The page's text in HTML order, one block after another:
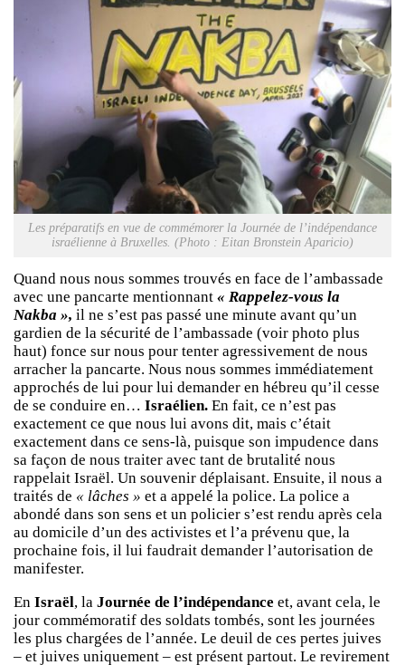
Les préparatifs en vue de commémorer la Journée de l’indépendance
israélienne à Bruxelles. (Photo : Eitan Bronstein Aparicio)
Quand nous nous sommes trouvés en face de l’ambassade
avec une pancarte mentionnant « Rappelez-vous la
Nakba », il ne s’est pas passé une minute avant qu’un
gardien de la sécurité de l’ambassade (voir photo plus
haut) fonce sur nous pour tenter agressivement de nous
arracher la pancarte. Nous nous sommes immédiatement
approchés de lui pour lui demander en hébreu qu’il cesse
de se conduire en… Israélien. En fait, ce n’est pas
exactement ce que nous lui avons dit, mais c’était
exactement dans ce sens-là, puisque son impudence dans
sa façon de nous traiter avec tant de brutalité nous
rappelait Israël. Un souvenir déplaisant. Ensuite, il nous a
traités de « lâches » et a appelé la police. La police a
abondé dans son sens et un policier s’est rendu après cela
au domicile d’un des activistes et l’a prévenu que, la
prochaine fois, il lui faudrait demander l’autorisation de
manifester.
En Israël, la Journée de l’indépendance et, avant cela, le
jour commémoratif des soldats tombés, sont les journées
les plus chargées de l’année. Le deuil de ces pertes juives
– et juives uniquement – est présent partout. Le revirement